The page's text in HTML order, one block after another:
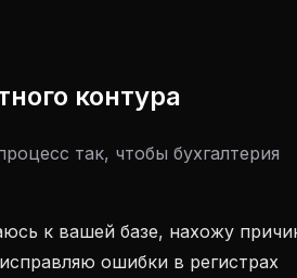
контура
так, чтобы бухгалтерия
к вашей базе, нахожу
ошибки в регистрах